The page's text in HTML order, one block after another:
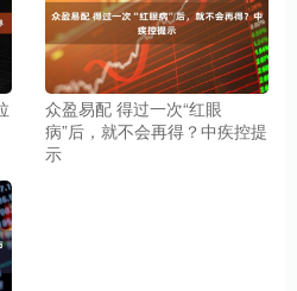
众盈易配 得过一次“红眼
病”后，就不会再得？中疾控提
示